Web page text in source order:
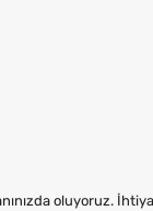
oluyoruz.